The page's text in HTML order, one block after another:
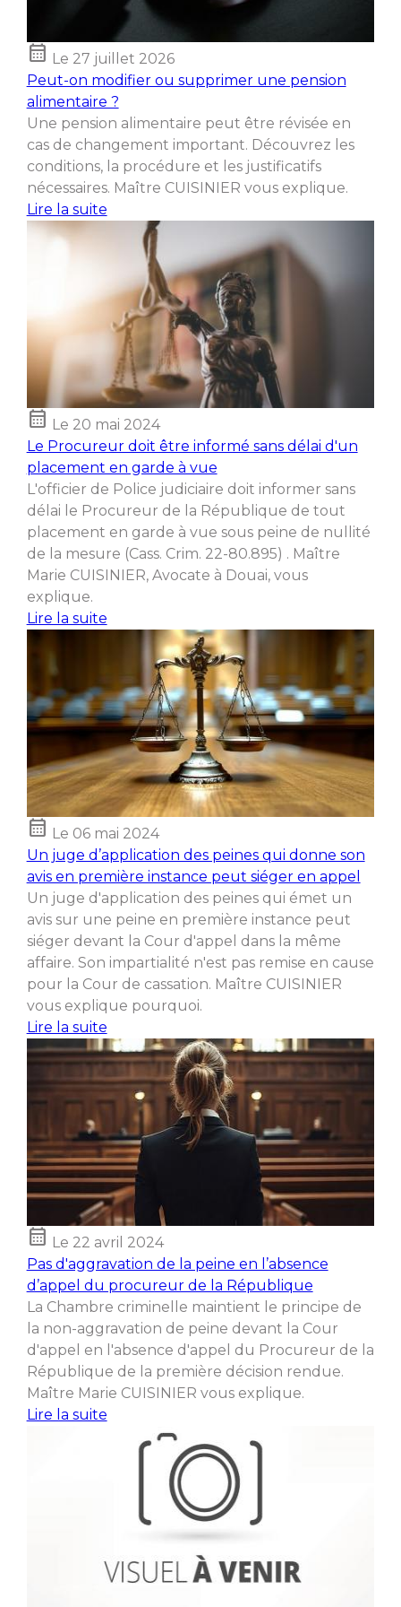
calendar_month Le 27 juillet 2026
Peut-on modifier ou supprimer une pension
alimentaire ?
Une pension alimentaire peut être révisée en
cas de changement important. Découvrez les
conditions, la procédure et les justificatifs
nécessaires. Maître CUISINIER vous explique.
Lire la suite
calendar_month Le 20 mai 2024
Le Procureur doit être informé sans délai d'un
placement en garde à vue
L'officier de Police judiciaire doit informer sans
délai le Procureur de la République de tout
placement en garde à vue sous peine de nullité
de la mesure (Cass. Crim. 22-80.895) . Maître
Marie CUISINIER, Avocate à Douai, vous
explique.
Lire la suite
calendar_month Le 06 mai 2024
Un juge d’application des peines qui donne son
avis en première instance peut siéger en appel
Un juge d'application des peines qui émet un
avis sur une peine en première instance peut
siéger devant la Cour d'appel dans la même
affaire. Son impartialité n'est pas remise en cause
pour la Cour de cassation. Maître CUISINIER
vous explique pourquoi.
Lire la suite
calendar_month Le 22 avril 2024
Pas d'aggravation de la peine en l’absence
d’appel du procureur de la République
La Chambre criminelle maintient le principe de
la non-aggravation de peine devant la Cour
d'appel en l'absence d'appel du Procureur de la
République de la première décision rendue.
Maître Marie CUISINIER vous explique.
Lire la suite